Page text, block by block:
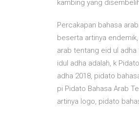
kambing yang
Percakapan bahasa
beserta artinya
arab tentang eid ul adha
idul adha adalah, k
adha 2018, pidato
pi Pidato Bahasa Arab
artinya logo, pidato